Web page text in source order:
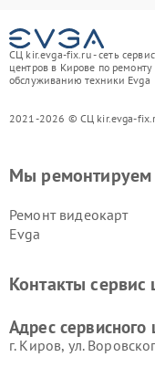
СЦ kir.evga-fix.ru - сеть
центров в Кирове по ремонту
обслуживанию техники Evga
2021-2026 © СЦ kir.evga-
Мы ремонтируем
Ремонт видеокарт
Evga
Контакты сервис
Адрес сервисного
г. Киров, ул.